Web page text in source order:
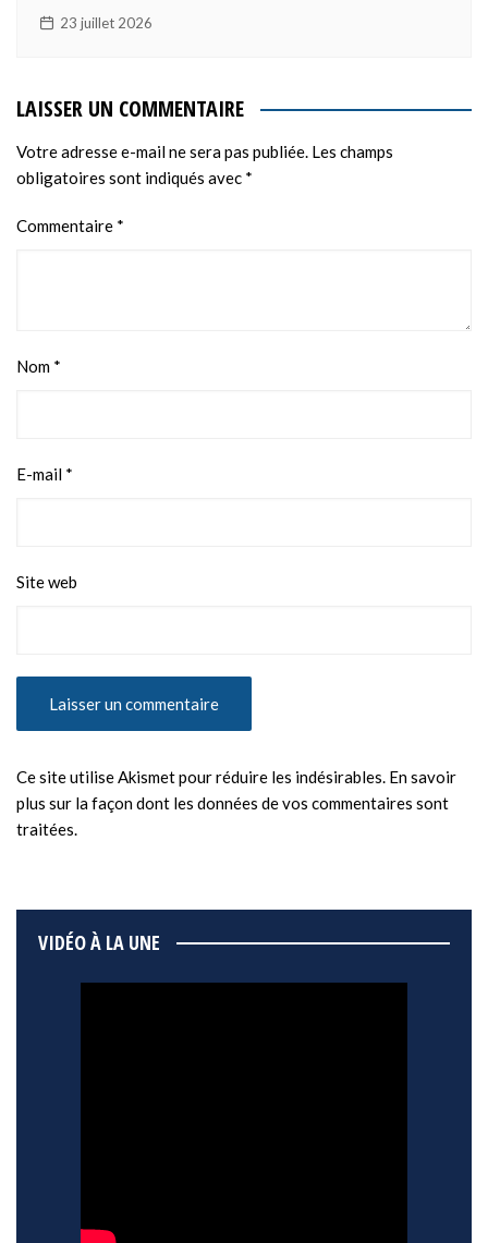
23 juillet 2026
LAISSER UN COMMENTAIRE
Votre adresse e-mail ne sera pas publiée. Les champs
obligatoires sont indiqués avec *
Commentaire *
Nom *
E-mail *
Site web
Ce site utilise Akismet pour réduire les indésirables. En savoir
plus sur la façon dont les données de vos commentaires sont
traitées
VIDÉO À LA UNE